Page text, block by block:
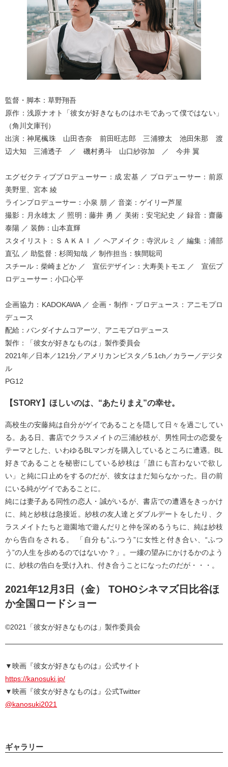
監督・脚本：草野翔吾
原作：浅原ナオト「彼女が好きなものはホモであって僕ではない」
（角川文庫刊）
出演：神尾楓珠 山田杏奈 前田旺志郎 三浦獠太 池田朱那 渡
辺大知 三浦透子 ／ 磯村勇斗 山口紗弥加 ／ 今井 翼
エグゼクティブプロデューサー：成 宏基 ／ プロデューサー：前原
美野里、宮本 綾
ラインプロデューサー：小泉 朋 ／ 音楽：ゲイリー芦屋
撮影：月永雄太 ／ 照明：藤井 勇 ／ 美術：安宅紀史 ／ 録音：齋藤
泰陽 ／ 装飾：山本直輝
スタイリスト：ＳＡＫＡＩ ／ ヘアメイク：寺沢ルミ ／ 編集：浦部
直弘 ／ 助監督：杉岡知哉 ／ 制作担当：狭間聡司
スチール：柴崎まどか ／ 宣伝デザイン：大寿美トモエ ／ 宣伝プ
ロデューサー：小口心平
企画協力：KADOKAWA ／ 企画・制作・プロデュース：アニモプロ
デュース
配給：バンダイナムコアーツ、アニモプロデュース
製作：「彼女が好きなものは」製作委員会
2021年／日本／121分／アメリカンビスタ／5.1ch／カラー／デジタ
ル
PG12
【STORY】 ほしいのは、“あたりまえ”の幸せ。
高校生の安藤純は自分がゲイであることを隠して日々を過ごしてい
る。ある日、書店でクラスメイトの三浦紗枝が、男性同士の恋愛を
テーマとした、いわゆるBLマンガを購入しているところに遭遇。BL
好きであることを秘密にしている紗枝は「誰にも言わないで欲し
い」と純に口止めをするのだが、彼女はまだ知らなかった。目の前
にいる純がゲイであることに。
純には妻子ある同性の恋人・誠がいるが、書店での遭遇をきっかけ
に、純と紗枝は急接近。紗枝の友人達とダブルデートをしたり、ク
ラスメイトたちと遊園地で遊んだりと仲を深めるうちに、純は紗枝
から告白をされる。 「自分も“ふつう”に女性と付き合い、“ふつ
う”の人生を歩めるのではないか？」。⼀縷の望みにかけるかのよう
に、紗枝の告白を受け入れ、付き合うことになったのだが・・・。
2021年12月3日（金） TOHOシネマズ日比谷ほ
か全国ロードショー
©2021「彼女が好きなものは」製作委員会
▼映画『彼女が好きなものは』公式サイト
https://kanosuki.jp/
▼映画『彼女が好きなものは』公式Twitter
@kanosuki2021
ギャラリー